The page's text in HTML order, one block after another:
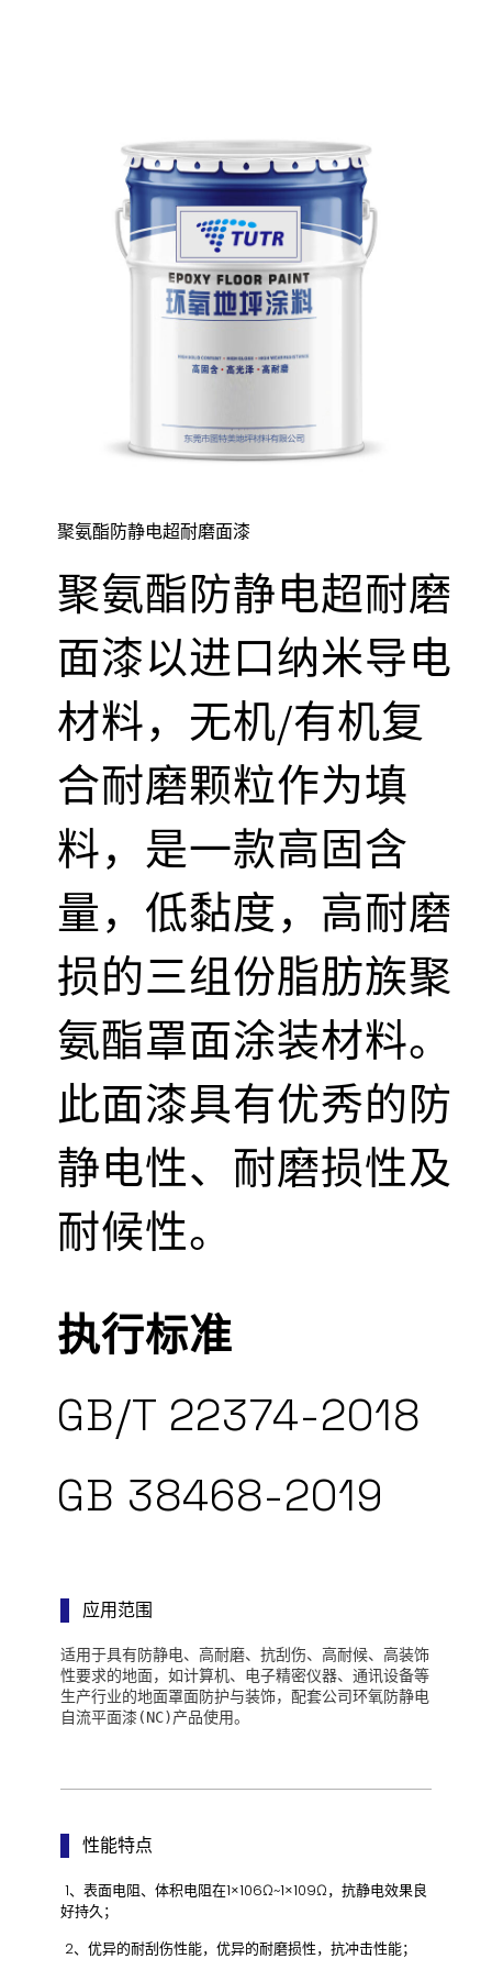
聚氨酯防静电超耐磨面漆
聚氨酯防静电超耐磨
面漆以进口纳米导电
材料，无机/有机复
合耐磨颗粒作为填
料，是一款高固含
量，低黏度，高耐磨
损的三组份脂肪族聚
氨酯罩面涂装材料。
此面漆具有优秀的防
静电性、耐磨损性及
耐候性。
执行标准
GB/T 22374-2018
GB 38468-2019
应用范围
适用于具有防静电、高耐磨、抗刮伤、高耐候、高装饰
性要求的地面，如计算机、电子精密仪器、通讯设备等
生产行业的地面罩面防护与装饰，配套公司环氧防静电
自流平面漆(NC)产品使用。
性能特点
1、表面电阻、体积电阻在1×106Ω~1×109Ω，抗静电效果良
好持久；
2、优异的耐刮伤性能，优异的耐磨损性，抗冲击性能；